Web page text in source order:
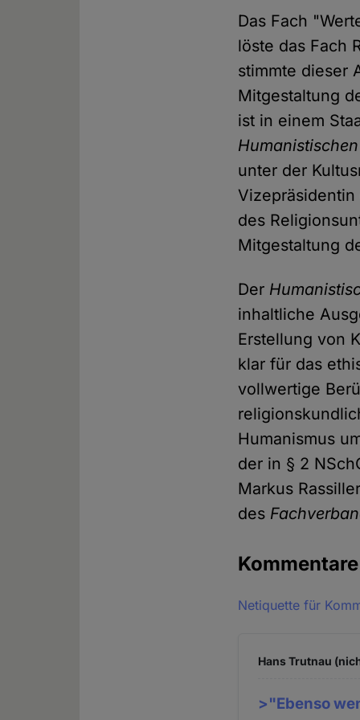
Das Fach
löste das Fach
stimmte dieser
Mitgestaltung
ist in einem
unter der
des
Mitgestaltung
Der
inhaltliche
Erstellung von
klar für das
vollwertige
Humanismus
der in § 2
Markus
des
Kommentare
Netiquette für
Hans Trutnau
>"Ebenso